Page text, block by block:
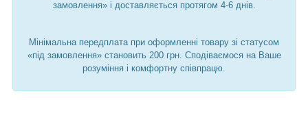
замовлення» і доставляється протягом 4-6 днів.
Мінімальна передплата при оформленні товару зі статусом
«під замовлення» становить 200 грн. Сподіваємося на Ваше
розуміння і комфортну співпрацю.